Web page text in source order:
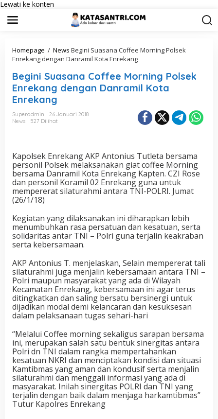
Lewati ke konten
Homepage / News Begini Suasana Coffee Morning Polsek
Enrekang dengan Danramil Kota Enrekang
Begini Suasana Coffee Morning Polsek
Enrekang dengan Danramil Kota
Enrekang
Superadmin
26 Januari 2018
News
527 Dilihat
Kapolsek Enrekang AKP Antonius Tutleta bersama
personil Polsek melaksanakan giat coffee Morning
bersama Danramil Kota Enrekang Kapten. CZI Rose
dan personil Koramil 02 Enrekang guna untuk
mempererat silaturahmi antara TNI-POLRI. Jumat
(26/1/18)
Kegiatan yang dilaksanakan ini diharapkan lebih
menumbuhkan rasa persatuan dan kesatuan, serta
solidaritas antar TNI – Polri guna terjalin keakraban
serta kebersamaan.
AKP Antonius T. menjelaskan, Selain mempererat tali
silaturahmi juga menjalin kebersamaan antara TNI –
Polri maupun masyarakat yang ada di Wilayah
Kecamatan Enrekang, kebersamaan ini agar terus
ditingkatkan dan saling bersatu bersinergi untuk
dijadikan modal demi kelancaran dan kesuksesan
dalam pelaksanaan tugas sehari-hari
“Melalui Coffee morning sekaligus sarapan bersama
ini, merupakan salah satu bentuk sinergitas antara
Polri dn TNI dalam rangka mempertahankan
kesatuan NKRI dan menciptakan kondisi dan situasi
Kamtibmas yang aman dan kondusif serta menjalin
silaturahmi dan menggali informasi yang ada di
masyarakat. Inilah sinergitas POLRI dan TNI yang
terjalin dengan baik dalam menjaga harkamtibmas”
Tutur Kapolres Enrekang